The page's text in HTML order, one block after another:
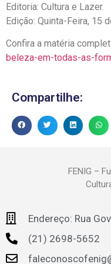
Editoria: Cultura e Lazer.
Edição: Quinta-Feira, 15
Confira a matéria
beleza-em-todas-as-
Compartilhe:
FENIG –
Endereço: Rua
(21) 2698-5652